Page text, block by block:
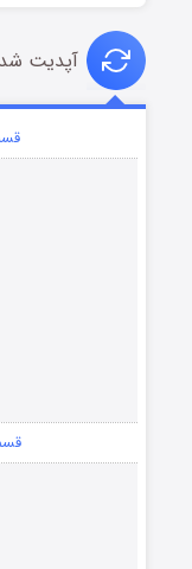
آپدیت